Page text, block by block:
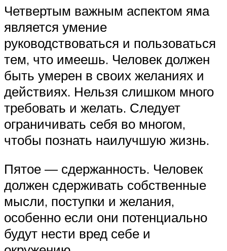
Четвертым важным аспектом яма
является умение
руководствоваться и пользоваться
тем, что имеешь. Человек должен
быть умерен в своих желаниях и
действиях. Нельзя слишком много
требовать и желать. Следует
ограничивать себя во многом,
чтобы познать наилучшую жизнь.
Пятое — сдержанность. Человек
должен сдерживать собственные
мысли, поступки и желания,
особенно если они потенциально
будут нести вред себе и